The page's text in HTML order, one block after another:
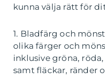
kunna välja rätt för
1. Bladfärg och
olika färger och
inklusive gröna,
samt fläckar, ränder